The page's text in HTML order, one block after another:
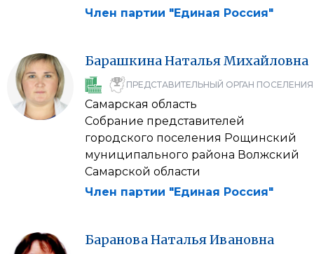
Член партии "Единая Россия"
БарашкинаНатальяМихайловна
ПРЕДСТАВИТЕЛЬНЫЙ ОРГАН ПОСЕЛЕНИЯ
Самарская область
Собрание представителей
городского поселения Рощинский
муниципального района Волжский
Самарской области
Член партии "Единая Россия"
БарановаНатальяИвановна